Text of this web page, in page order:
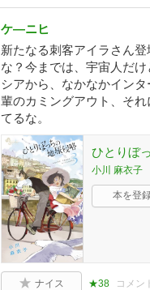
ケ―ニヒ
新たなる刺客アイラさん
な？今までは、宇宙人だ
シアから、なかなかイン
輩のカミングアウト、そ
てるな。
ひとりぼ
小川 麻衣子
本を登
ナイス ★38 コメン